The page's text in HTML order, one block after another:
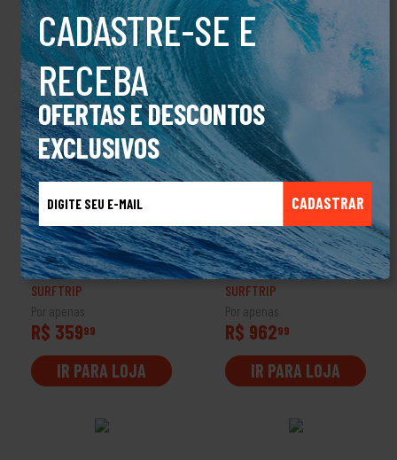
CADASTRE-SE E
RECEBA
OFERTAS E DESCONTOS
EXCLUSIVOS
CADASTRAR
Tênis Qix 90'S Og Preto
E Branco
SURFTRIP
Por apenas
R$ 35999
IR PARA LOJA
Óculos Oakley
Bisphaera Steel Prizm
Black
SURFTRIP
Por apenas
R$ 96299
IR PARA LOJA